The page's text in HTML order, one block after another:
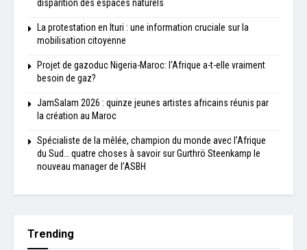
disparition des espaces naturels
La protestation en Ituri : une information cruciale sur la
mobilisation citoyenne
Projet de gazoduc Nigeria-Maroc: l'Afrique a-t-elle vraiment
besoin de gaz?
JamSalam 2026 : quinze jeunes artistes africains réunis par
la création au Maroc
Spécialiste de la mêlée, champion du monde avec l’Afrique
du Sud… quatre choses à savoir sur Gurthrö Steenkamp le
nouveau manager de l’ASBH
Trending